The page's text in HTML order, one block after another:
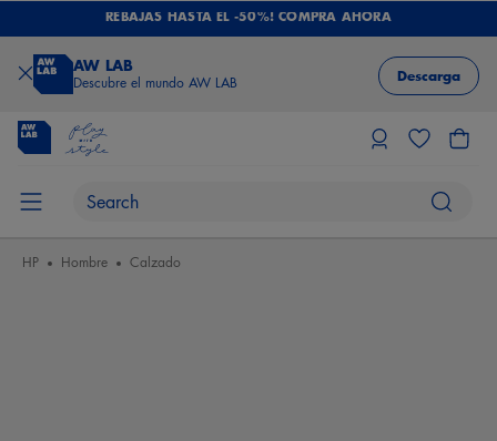
REBAJAS HASTA EL -50%! COMPRA AHORA
AW LAB
Descubre el mundo AW LAB Descarga
HP Hombre Calzado